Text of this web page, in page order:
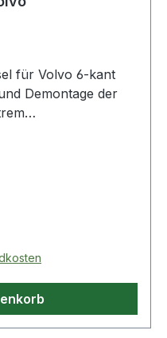
für Volvo 6-kant
Demontage der